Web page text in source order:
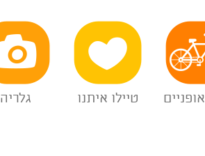
טיילו איתנו גלריה